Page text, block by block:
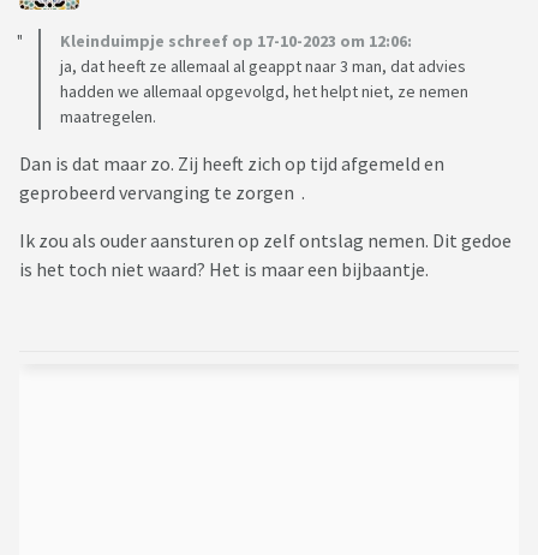
Kleinduimpje schreef op 17-10-2023 om 12:06:
ja, dat heeft ze allemaal al geappt naar 3 man, dat advies
hadden we allemaal opgevolgd, het helpt niet, ze nemen
maatregelen.
Dan is dat maar zo. Zij heeft zich op tijd afgemeld en
geprobeerd vervanging te zorgen .
Ik zou als ouder aansturen op zelf ontslag nemen. Dit gedoe
is het toch niet waard? Het is maar een bijbaantje.